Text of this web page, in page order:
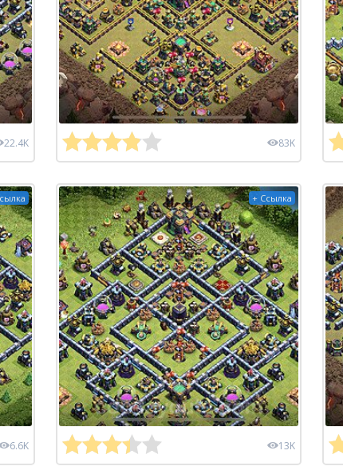
22.4K 83K
6.6K
+ Ссылка
13K